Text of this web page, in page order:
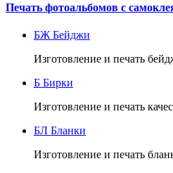
Печать фотоальбомов с
БЖ Бейджи
Изготовление и печать
Б Бирки
Изготовление и печать
БЛ Бланки
Изготовление и печать